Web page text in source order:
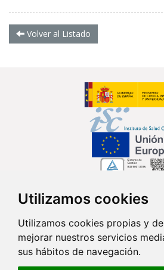
Utilizamos cookies
Utilizamos cookies propias y
mejorar nuestros servicios
sus hábitos de navegación.
Volver al Listado
Síguenos en...
Contacto
Av. Monforte de Lemos, 3-5. Pabellón